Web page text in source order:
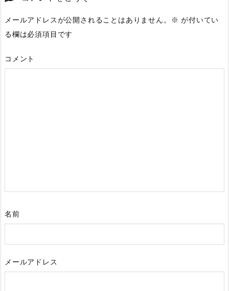
メールアドレスが公開されることはありません。 ※ が付いてい
る欄は必須項目です
コメント
名前
メールアドレス